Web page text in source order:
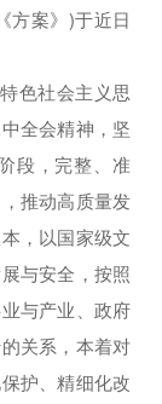
方案》)于近日
色社会主义思
全会精神，坚
段，完整、准
推动高质量发
，以国家级文
与安全，按照
与产业、政府
关系，本着对
护、精细化改